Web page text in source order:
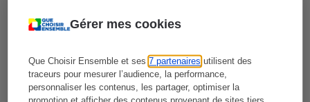
Gérer mes cookies
Que Choisir Ensemble et ses7 partenaires utilisent des
traceurs pour mesurer l’audience, la performance,
personnaliser les contenus, les partager, optimiser la